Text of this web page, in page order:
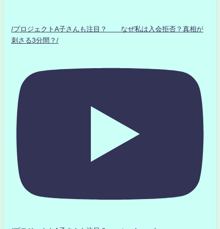
/プロジェクトA子さんも注目？ なぜ私は入会拒否？真相が
刺さる3分間？/